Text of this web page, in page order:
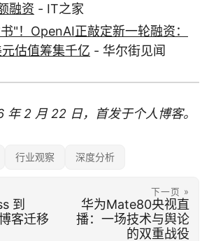
融资 - IT之家
"！OpenAI正敲定新一轮融资：
估值筹集千亿 - 华尔街见闻
年 2 月 22 日，首发于个人博客。
行业观察 深度分析
到
客迁移
下一页 »
华为Mate80央视直
播：一场技术与舆论
的双重战役